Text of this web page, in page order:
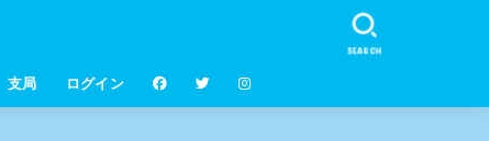
支局 ログイン
SEARCH